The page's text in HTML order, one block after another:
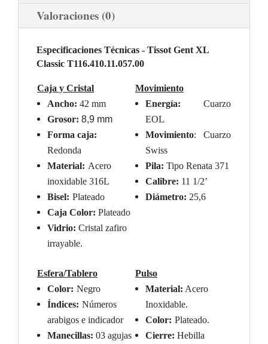
Valoraciones (0)
Especificaciones Técnicas - Tissot Gent XL
Classic T116.410.11.057.00
Caja y Cristal
Movimiento
Ancho: 42 mm
Grosor: 8,9 mm
Forma caja:
Redonda
Material: Acero
inoxidable 316L
Bisel: Plateado
Caja Color: Plateado
Vidrio: Cristal zafiro
irrayable.
Energía: Cuarzo
EOL
Movimiento: Cuarzo
Swiss
Pila: Tipo Renata 371
Calibre: 11 1/2’
Diámetro: 25,6
Esfera/Tablero
Pulso
Color: Negro
Índices: Números
arabigos e indicador
Manecillas: 03 agujas
Material: Acero
Inoxidable.
Color: Plateado.
Cierre: Hebilla